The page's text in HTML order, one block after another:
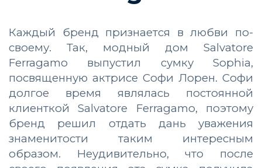
Каждый бренд признается в любви по-
своему. Так, модный дом Salvatore
Ferragamo выпустил сумку Sophia,
посвященную актрисе Софи Лорен. Софи
долгое время являлась постоянной
клиенткой Salvatore Ferragamo, поэтому
бренд решил отдать дань уважения
знаменитости таким интересным
образом. Неудивительно, что после